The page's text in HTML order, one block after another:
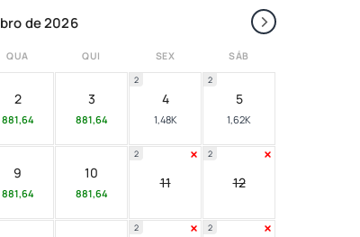
›
de 2026
QUA QUI SEX SÁB
2
881,64
3
881,64
4
1,48K
2
5
1,62K
2
9
881,64
10
881,64
11
2
12
2
2 2